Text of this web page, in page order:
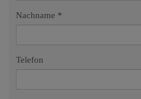
Nachname
Telefon